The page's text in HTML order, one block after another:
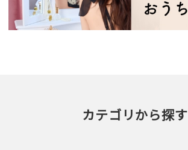
カテゴリから探す